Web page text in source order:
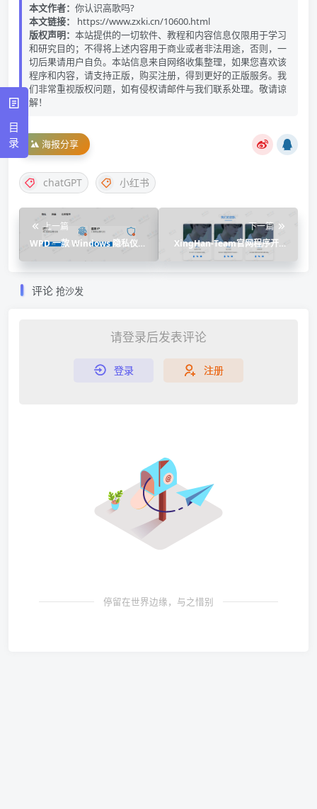
本文作者： 你认识高歌吗?
本文链接：
https://www.zxki.cn/10600.html
版权声明： 本站提供的一切软件、教程和内容信息仅限用于学习
和研究目的；不得将上述内容用于商业或者非法用途，否则，一
切后果请用户自负。本站信息来自网络收集整理，如果您喜欢该
程序和内容，请支持正版，购买注册，得到更好的正版服务。我
们非常重视版权问题，如有侵权请邮件与我们联系处理。敬请谅
解！
海报分享
chatGPT 小红书
上一篇
WPD 一款 Windows 隐私仪表
下一篇
XingHan-Team官网程序开源
评论 抢沙发
请登录后发表评论
登录 注册
停留在世界边缘，与之惜别
目
录